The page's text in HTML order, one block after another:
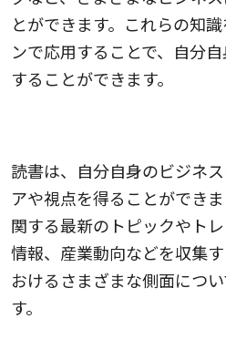
とができます。これらの知
ンで応用することで、自分
することができます。
読書は、自分自身のビジネ
アや視点を得ることができ
関する最新のトピックやト
情報、産業動向などを収集
おけるさまざまな側面につ
す。